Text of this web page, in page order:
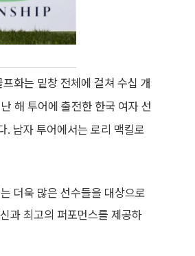
화는 밑창 전체에 걸쳐 수십 개
해 투어에 출전한 한국 여자 선
. 남자 투어에서는 로리 맥킬로
더욱 많은 선수들을 대상으로
과 최고의 퍼포먼스를 제공하